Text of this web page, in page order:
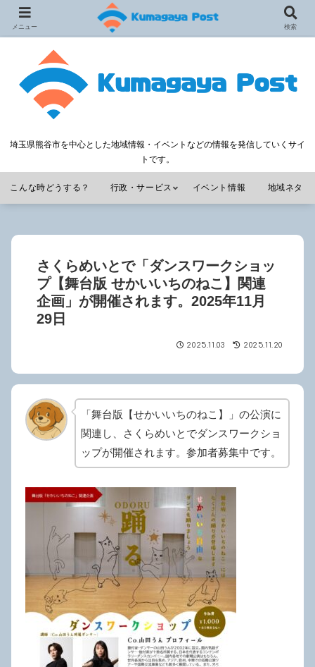
埼玉県熊谷市を中心とした地域情報・イベントなどの情報を発信していくサイ
トです。
こんな時どうする？ 行政・サービス イベント情報 地域ネタ
さくらめいとで「ダンスワークショッ
プ【舞台版 せかいいちのねこ】関連
企画」が開催されます。2025年11月
29日
2025.11.03 2025.11.20
「舞台版【せかいいちのねこ】」の公演に
関連し、さくらめいとでダンスワークショ
ップが開催されます。参加者募集中です。
メニュー 検索